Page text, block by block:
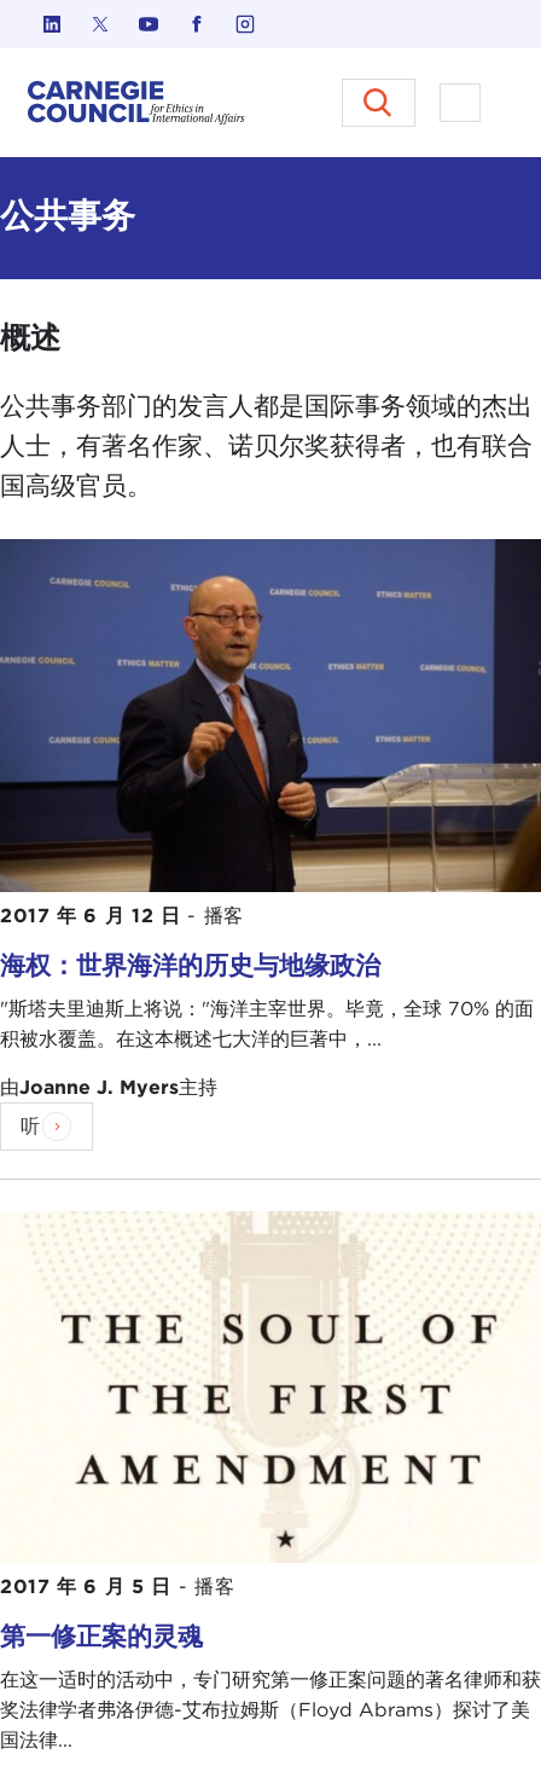
跳至内容
Carnegie Council 国际事务中的
打开菜单
公共事务
概述
公共事务部门的发言人都是国际事务领域的杰出
人士，有著名作家、诺贝尔奖获得者，也有联合
国高级官员。
2017 年 6 月 12 日 - 播客
海权：世界海洋的历史与地缘政治
"斯塔夫里迪斯上将说："海洋主宰世界。毕竟，全球 70% 的面
积被水覆盖。在这本概述七大洋的巨著中，...
由Joanne J. Myers主持
听
2017 年 6 月 5 日 - 播客
第一修正案的灵魂
在这一适时的活动中，专门研究第一修正案问题的著名律师和获
奖法律学者弗洛伊德-艾布拉姆斯（Floyd Abrams）探讨了美
国法律...